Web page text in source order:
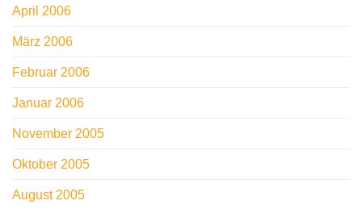
April 2006
März 2006
Februar 2006
Januar 2006
November 2005
Oktober 2005
August 2005